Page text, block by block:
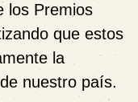
los Premios
que estos
la
nuestro país.